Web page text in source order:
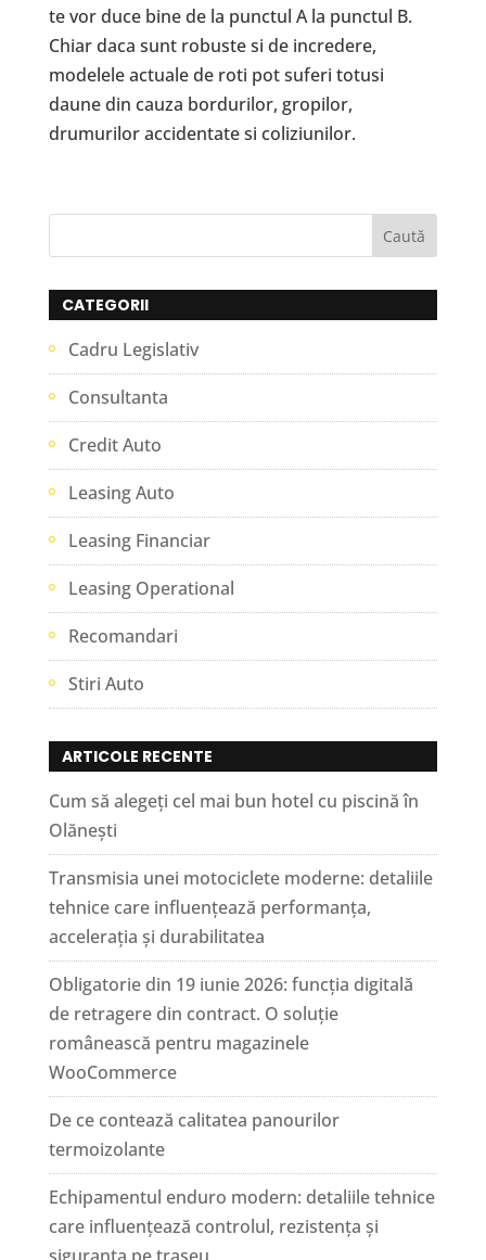
te vor duce bine de la punctul A la punctul B.
Chiar daca sunt robuste si de incredere,
modelele actuale de roti pot suferi totusi
daune din cauza bordurilor, gropilor,
drumurilor accidentate si coliziunilor.
CATEGORII
Cadru Legislativ
Consultanta
Credit Auto
Leasing Auto
Leasing Financiar
Leasing Operational
Recomandari
Stiri Auto
ARTICOLE RECENTE
Cum să alegeți cel mai bun hotel cu piscină în
Olănești
Transmisia unei motociclete moderne: detaliile
tehnice care influențează performanța,
accelerația și durabilitatea
Obligatorie din 19 iunie 2026: funcția digitală
de retragere din contract. O soluție
românească pentru magazinele
WooCommerce
De ce contează calitatea panourilor
termoizolante
Echipamentul enduro modern: detaliile tehnice
care influențează controlul, rezistența și